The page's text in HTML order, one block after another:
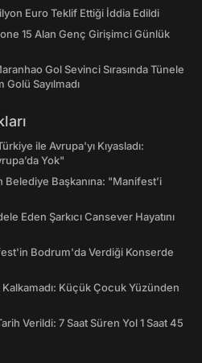
Euro Teklif Ettiği İddia Edildi
15 Alan Genç Girişimci Günlük
Gol Sevinci Sırasında Tünele
Sayılmadı
ile Avrupa'yı Kıyasladı:
Yok"
Başkanına: "Manifest’i
Eden Şarkıcı Cansever Hayatını
Bodrum'da Verdiği Konserde
Kalkamadı: Küçük Çocuk Yüzünden
Verildi: 7 Saat Süren Yol 1 Saat 45